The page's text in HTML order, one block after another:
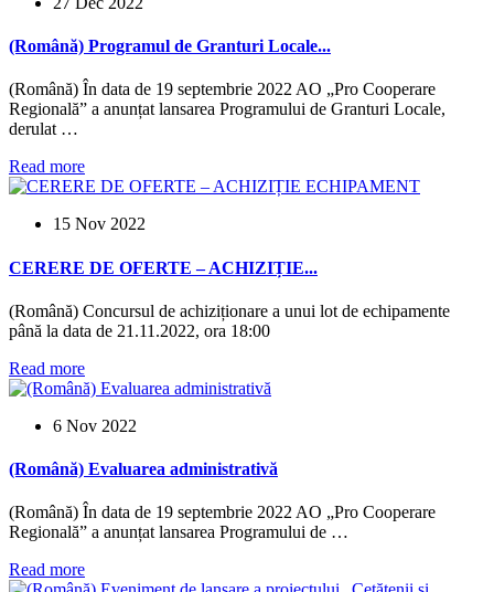
(Română) Programul de Granturi Locale...
(Română) În data de 19 septembrie 2022 AO „Pro Cooperare
Regională” a anunțat lansarea Programului de Granturi Locale,
derulat …
Read more
15 Nov 2022
CERERE DE OFERTE – ACHIZIȚIE...
(Română) Concursul de achiziționare a unui lot de echipamente
până la data de 21.11.2022, ora 18:00
Read more
6 Nov 2022
(Română) Evaluarea administrativă
(Română) În data de 19 septembrie 2022 AO „Pro Cooperare
Regională” a anunțat lansarea Programului de …
Read more